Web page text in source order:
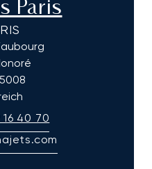
Paris
16 40 70